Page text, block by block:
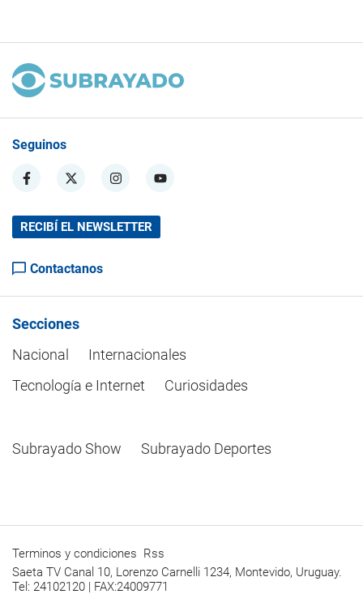
Seguinos
RECIBÍ EL NEWSLETTER
Contactanos
Secciones
Nacional
Internacionales
Tecnología e Internet
Curiosidades
Subrayado Show Subrayado Deportes
Terminos y condiciones Rss
Saeta TV Canal 10, Lorenzo Carnelli 1234, Montevido, Uruguay.
Tel: 24102120 | FAX:24009771